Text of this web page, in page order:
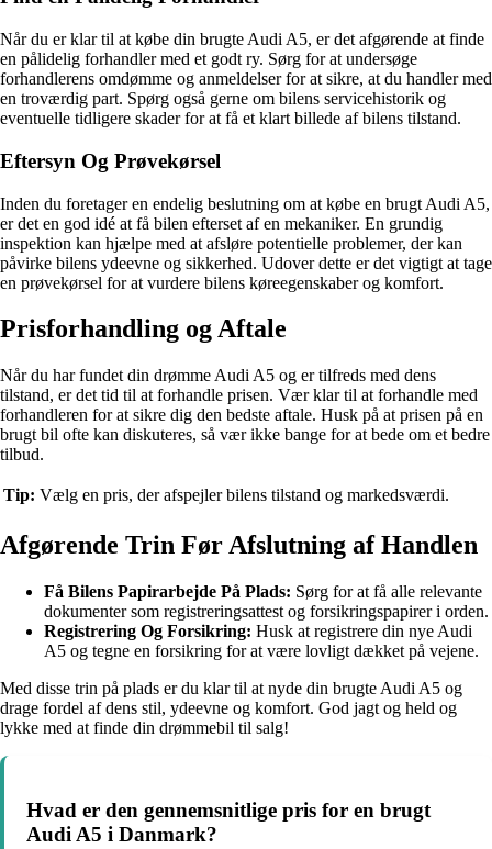
Når du er klar til at købe din brugte Audi A5, er det afgørende at finde
en pålidelig forhandler med et godt ry. Sørg for at undersøge
forhandlerens omdømme og anmeldelser for at sikre, at du handler med
en troværdig part. Spørg også gerne om bilens servicehistorik og
eventuelle tidligere skader for at få et klart billede af bilens tilstand.
Eftersyn Og Prøvekørsel
Inden du foretager en endelig beslutning om at købe en brugt Audi A5,
er det en god idé at få bilen efterset af en mekaniker. En grundig
inspektion kan hjælpe med at afsløre potentielle problemer, der kan
påvirke bilens ydeevne og sikkerhed. Udover dette er det vigtigt at tage
en prøvekørsel for at vurdere bilens køreegenskaber og komfort.
Prisforhandling og Aftale
Når du har fundet din drømme Audi A5 og er tilfreds med dens
tilstand, er det tid til at forhandle prisen. Vær klar til at forhandle med
forhandleren for at sikre dig den bedste aftale. Husk på at prisen på en
brugt bil ofte kan diskuteres, så vær ikke bange for at bede om et bedre
tilbud.
Tip: Vælg en pris, der afspejler bilens tilstand og markedsværdi.
Afgørende Trin Før Afslutning af Handlen
Få Bilens Papirarbejde På Plads: Sørg for at få alle relevante
dokumenter som registreringsattest og forsikringspapirer i orden.
Registrering Og Forsikring: Husk at registrere din nye Audi
A5 og tegne en forsikring for at være lovligt dækket på vejene.
Med disse trin på plads er du klar til at nyde din brugte Audi A5 og
drage fordel af dens stil, ydeevne og komfort. God jagt og held og
lykke med at finde din drømmebil til salg!
Hvad er den gennemsnitlige pris for en brugt
Audi A5 i Danmark?